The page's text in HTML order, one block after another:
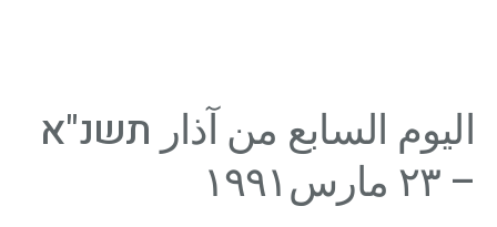
اليوم السابع من آذار תשנ"א
– ٢٣ مارس١٩٩١